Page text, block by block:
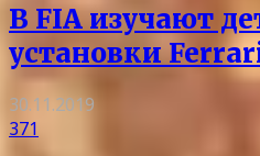
В FIA изучают
установки
30.11.2019
371